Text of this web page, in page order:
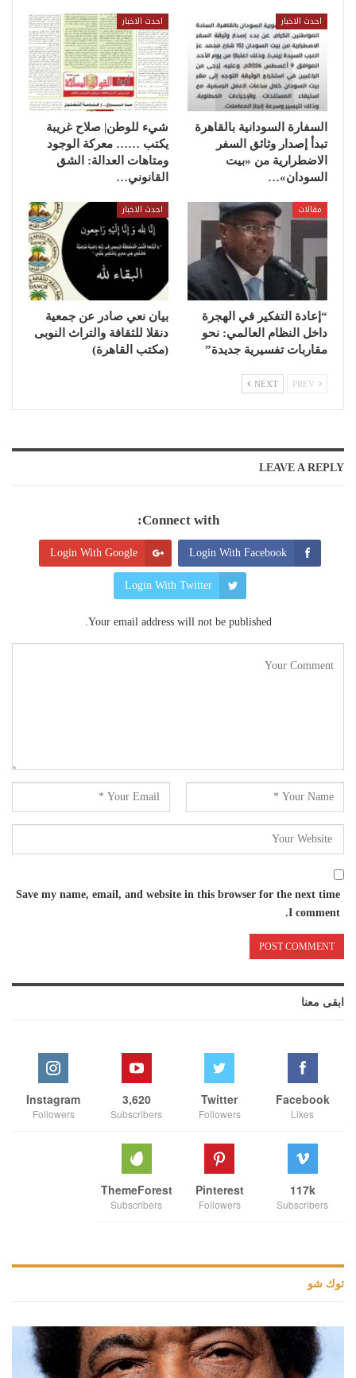
احدث الاخبار
السفارة السودانية بالقاهرة
تبدأ إصدار وثائق السفر
الاضطرارية من «بيت
السودان»…
احدث الاخبار
شيء للوطن| صلاح غريبة
يكتب …… معركة الوجود
ومتاهات العدالة: الشق
القانوني…
مقالات
“إعادة التفكير في الهجرة
داخل النظام العالمي: نحو
مقاربات تفسيرية جديدة”
احدث الاخبار
بيان نعي صادر عن جمعية
دنقلا للثقافة والتراث النوبى
(مكتب القاهرة)
NEXT
LEAVE A REPLY
Connect with:
Login With Facebook
Login With Google
Login With Twitter
Your email address will not be published.
Save my name, email, and website in this browser for the next time
I comment.
ابقى معنا
Facebook
Likes
Twitter
Followers
3,620
Subscribers
Instagram
Followers
117k
Subscribers
Pinterest
Followers
ThemeForest
Subscribers
توك شو